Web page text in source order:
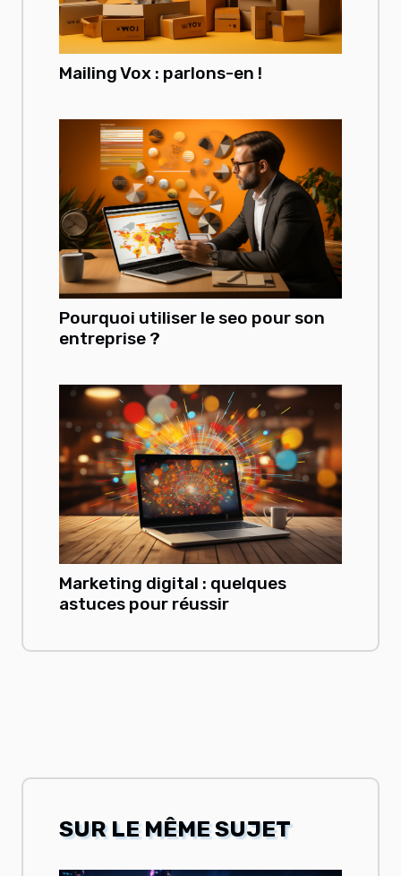
Mailing Vox : parlons-en !
Pourquoi utiliser le seo pour son
entreprise ?
Marketing digital : quelques
astuces pour réussir
SUR LE MÊME SUJET